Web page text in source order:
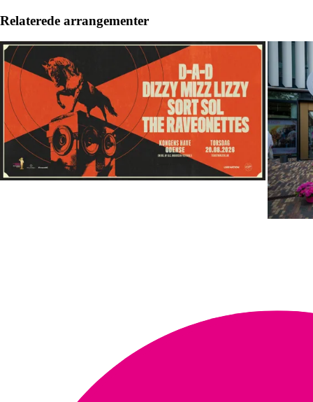
Relaterede arrangementer